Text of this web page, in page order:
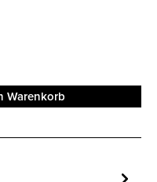
Warenkorb